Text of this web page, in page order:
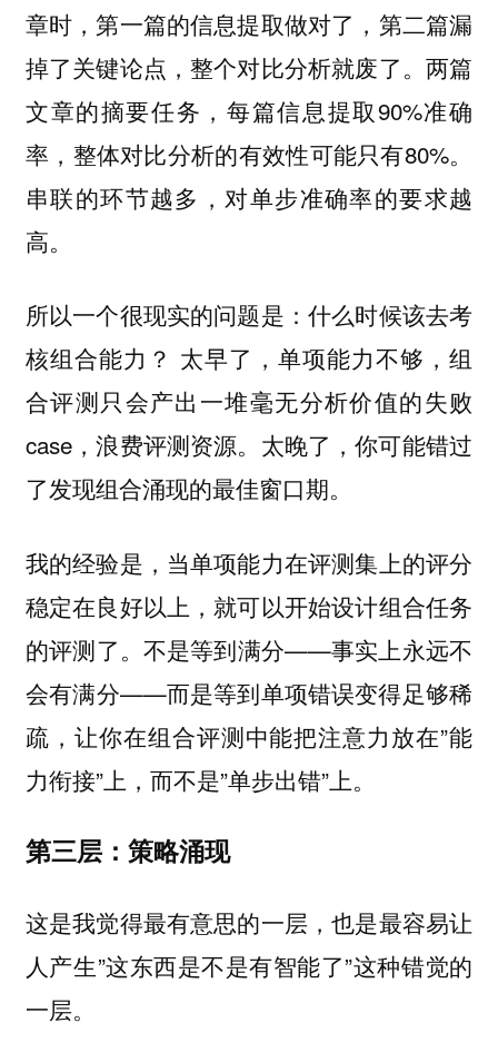
章时，第一篇的信息提取做对了，第二篇漏
掉了关键论点，整个对比分析就废了。两篇
文章的摘要任务，每篇信息提取90%准确
率，整体对比分析的有效性可能只有80%。
串联的环节越多，对单步准确率的要求越
高。
所以一个很现实的问题是：什么时候该去考
核组合能力？ 太早了，单项能力不够，组
合评测只会产出一堆毫无分析价值的失败
case，浪费评测资源。太晚了，你可能错过
了发现组合涌现的最佳窗口期。
我的经验是，当单项能力在评测集上的评分
稳定在良好以上，就可以开始设计组合任务
的评测了。不是等到满分——事实上永远不
会有满分——而是等到单项错误变得足够稀
疏，让你在组合评测中能把注意力放在”能
力衔接”上，而不是”单步出错”上。
第三层：策略涌现
这是我觉得最有意思的一层，也是最容易让
人产生”这东西是不是有智能了”这种错觉的
一层。